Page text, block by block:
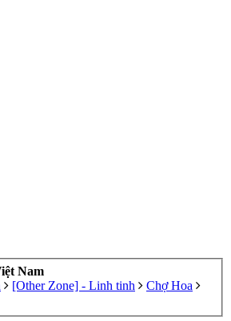
Nam
[Other Zone] - Linh tinh
Chợ Hoa